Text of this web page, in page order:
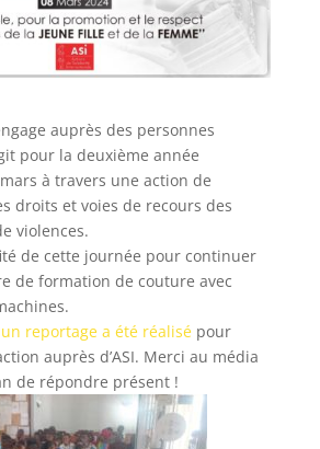
auprès des personnes
pour la deuxième année
à travers une action de
droits et voies de recours des
violences.
de cette journée pour continuer
de formation de couture avec
un reportage a été réalisépour
auprès d’ASI. Merci au média
de répondre présent !